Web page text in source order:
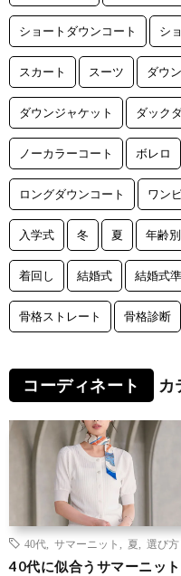
ショートダウンコート シ
スカート スーツ ダウン
ダウンジャケット ダック
ノーカラーコート ボレロ
ロングダウンコート ワン
入学式 冬 夏 年齢別
着回し 結婚式 結婚式
骨格ストレート 骨格診断
コーディネート カ
40代 サマーニット 夏 選び方
40代に似合うサマーニット